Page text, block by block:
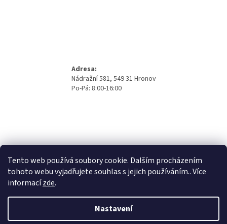
Tento web používá soubory cookie. Dalším procházením
tohoto webu vyjadřujete souhlas s jejich používáním.. Více
informacízde.
Nastavení
Adresa:
Nádražní 581, 549 31 Hronov
Po-Pá: 8:00-16:00
Vytvořil Shoptet